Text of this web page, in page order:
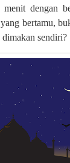
dengan
bertamu,
sendiri?